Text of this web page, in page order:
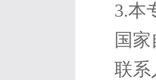
3.本
国
联系